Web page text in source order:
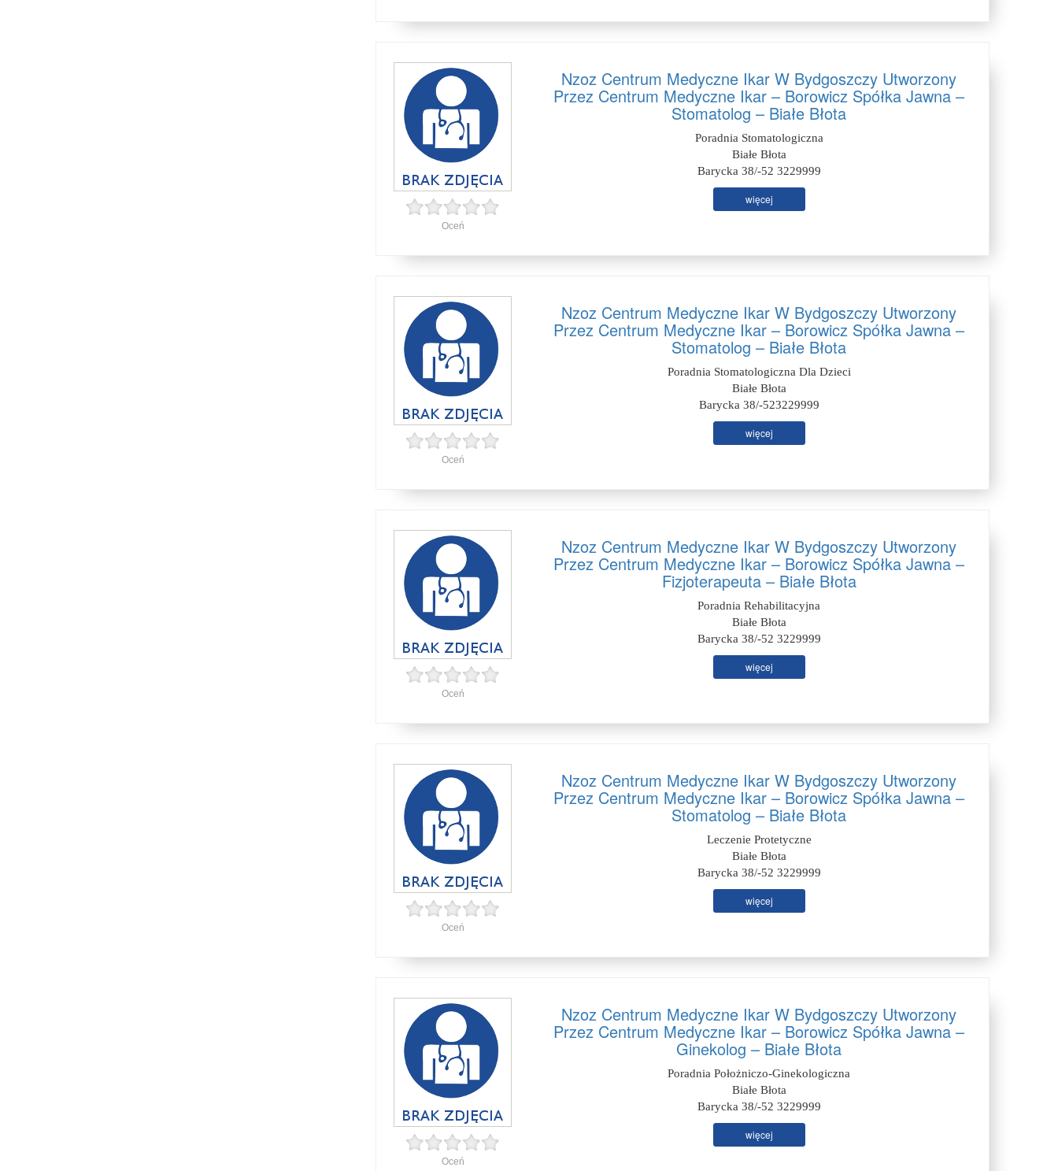
Oceń
Nzoz Centrum Medyczne Ikar W Bydgoszczy Utworzony
Przez Centrum Medyczne Ikar – Borowicz Spółka Jawna –
Stomatolog – Białe Błota
Poradnia Stomatologiczna
Białe Błota
Barycka 38/-52 3229999
więcej
Oceń
Nzoz Centrum Medyczne Ikar W Bydgoszczy Utworzony
Przez Centrum Medyczne Ikar – Borowicz Spółka Jawna –
Stomatolog – Białe Błota
Poradnia Stomatologiczna Dla Dzieci
Białe Błota
Barycka 38/-523229999
więcej
Oceń
Nzoz Centrum Medyczne Ikar W Bydgoszczy Utworzony
Przez Centrum Medyczne Ikar – Borowicz Spółka Jawna –
Fizjoterapeuta – Białe Błota
Poradnia Rehabilitacyjna
Białe Błota
Barycka 38/-52 3229999
więcej
Oceń
Nzoz Centrum Medyczne Ikar W Bydgoszczy Utworzony
Przez Centrum Medyczne Ikar – Borowicz Spółka Jawna –
Stomatolog – Białe Błota
Leczenie Protetyczne
Białe Błota
Barycka 38/-52 3229999
więcej
Oceń
Nzoz Centrum Medyczne Ikar W Bydgoszczy Utworzony
Przez Centrum Medyczne Ikar – Borowicz Spółka Jawna –
Ginekolog – Białe Błota
Poradnia Położniczo-Ginekologiczna
Białe Błota
Barycka 38/-52 3229999
więcej